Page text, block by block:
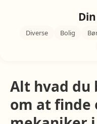
Diverse Bolig
Alt hvad du
om at finde